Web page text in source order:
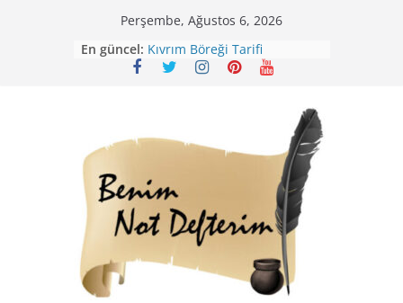
Perşembe, Ağustos 6, 2026
En güncel: Mirik Köfte Tarifi – Sivas
Kıvrım Böreği Tarifi
Nohutlu Pirinç Pilavı Tarifi